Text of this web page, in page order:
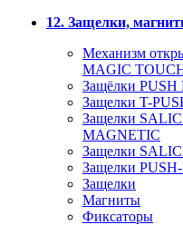
12. Защелки,
Механизм
MAGIC
Защёлки
Защелки T-
Защелки
MAGNETIC
Защелки
Защелки
Защелки
Магниты
Фиксаторы